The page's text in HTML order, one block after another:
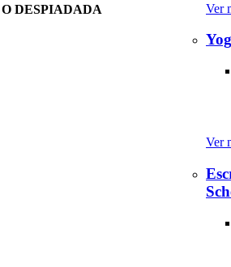
DESPIADADA
Ver
Ver